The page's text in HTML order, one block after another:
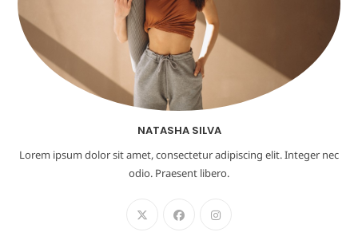
NATASHA SILVA
Lorem ipsum dolor sit amet, consectetur adipiscing elit. Integer nec
odio. Praesent libero.